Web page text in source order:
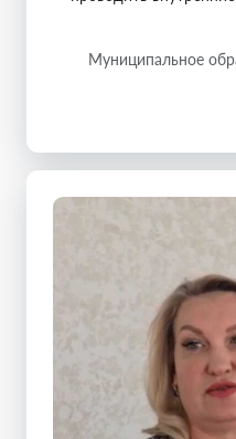
Муниципальное